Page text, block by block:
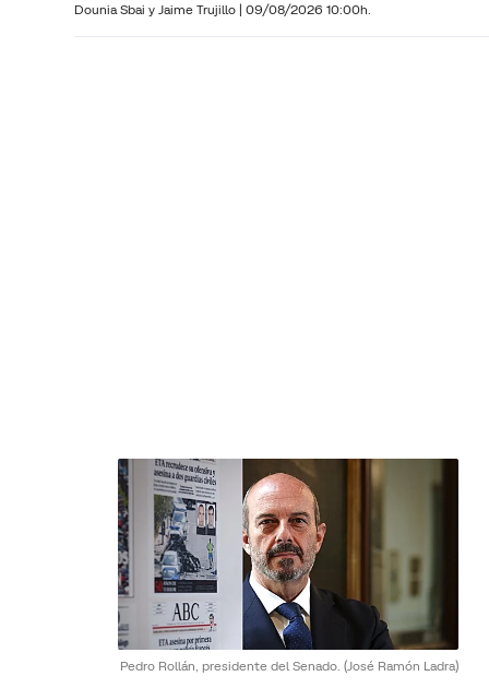
Dounia Sbai y Jaime Trujillo | 09/08/2026 10:00h.
Pedro Rollán, presidente del Senado. (José Ramón Ladra)